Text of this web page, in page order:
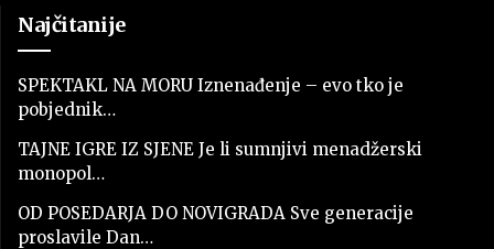
Najčitanije
SPEKTAKL NA MORU Iznenađenje – evo tko je
pobjednik…
TAJNE IGRE IZ SJENE Je li sumnjivi menadžerski
monopol…
OD POSEDARJA DO NOVIGRADA Sve generacije
proslavile Dan…